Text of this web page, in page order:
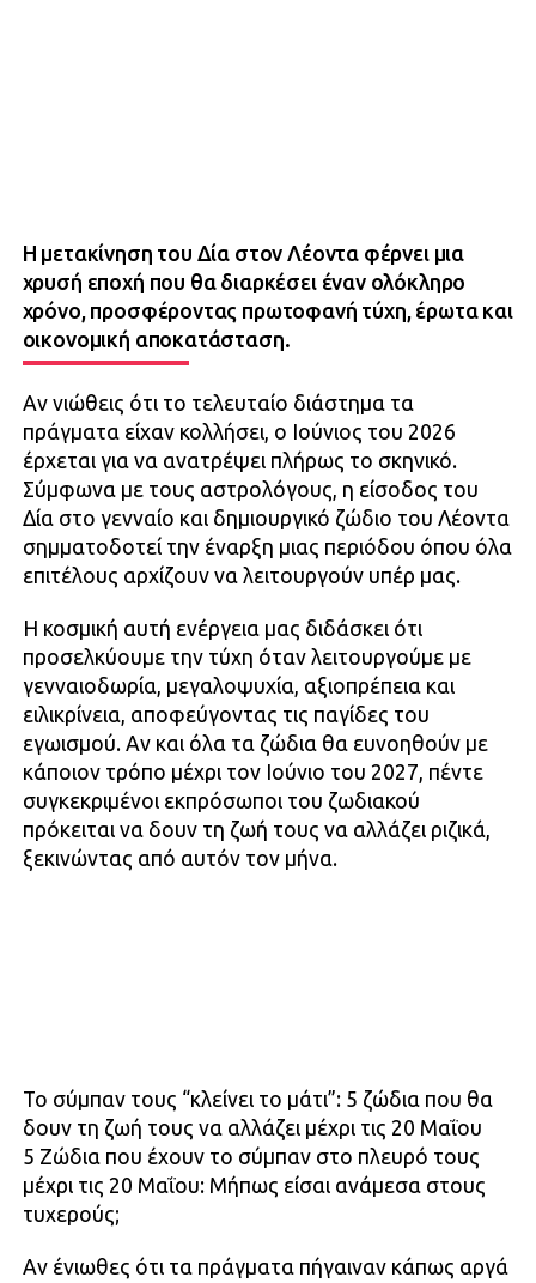
Η μετακίνηση του Δία στον Λέοντα φέρνει μια
χρυσή εποχή που θα διαρκέσει έναν ολόκληρο
χρόνο, προσφέροντας πρωτοφανή τύχη, έρωτα και
οικονομική αποκατάσταση.
Αν νιώθεις ότι το τελευταίο διάστημα τα
πράγματα είχαν κολλήσει, ο Ιούνιος του 2026
έρχεται για να ανατρέψει πλήρως το σκηνικό.
Σύμφωνα με τους αστρολόγους, η είσοδος του
Δία στο γενναίο και δημιουργικό ζώδιο του Λέοντα
σημματοδοτεί την έναρξη μιας περιόδου όπου όλα
επιτέλους αρχίζουν να λειτουργούν υπέρ μας.
Η κοσμική αυτή ενέργεια μας διδάσκει ότι
προσελκύουμε την τύχη όταν λειτουργούμε με
γενναιοδωρία, μεγαλοψυχία, αξιοπρέπεια και
ειλικρίνεια, αποφεύγοντας τις παγίδες του
εγωισμού. Αν και όλα τα ζώδια θα ευνοηθούν με
κάποιον τρόπο μέχρι τον Ιούνιο του 2027, πέντε
συγκεκριμένοι εκπρόσωποι του ζωδιακού
πρόκειται να δουν τη ζωή τους να αλλάζει ριζικά,
ξεκινώντας από αυτόν τον μήνα.
Το σύμπαν τους “κλείνει το μάτι”: 5 ζώδια που θα
δουν τη ζωή τους να αλλάζει μέχρι τις 20 Μαΐου
5 Ζώδια που έχουν το σύμπαν στο πλευρό τους
μέχρι τις 20 Μαΐου: Μήπως είσαι ανάμεσα στους
τυχερούς;
Αν ένιωθες ότι τα πράγματα πήγαιναν κάπως αργά